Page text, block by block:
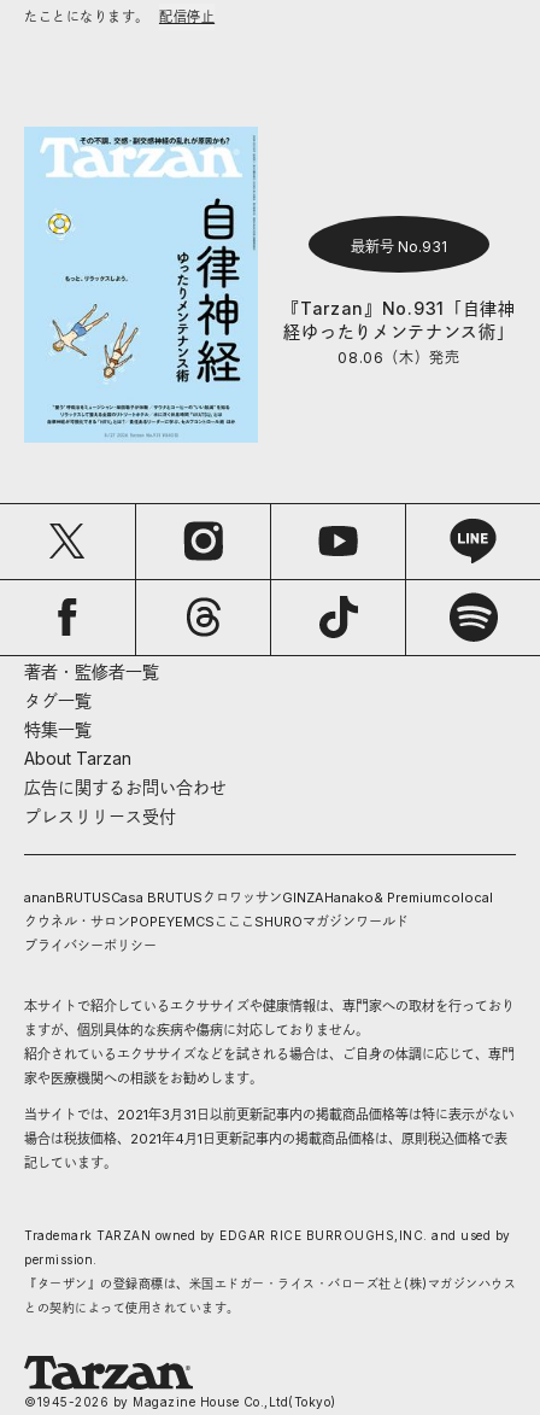
たことになります。
配信停止
最新号 No.931
『Tarzan』No.931「自律神
経ゆったりメンテナンス術」
08.06（木）発売
著者・監修者一覧
タグ一覧
特集一覧
About Tarzan
広告に関するお問い合わせ
プレスリリース受付
ananBRUTUSCasa BRUTUS クロワッサンGINZAHanako& Premiumcolocal
クウネル・サロンPOPEYEMCS こここ SHUROマガジンワールド
プライバシーポリシー
本サイトで紹介しているエクササイズや健康情報は、専門家への取材を行っており
ますが、個別具体的な疾病や傷病に対応しておりません。
紹介されているエクササイズなどを試される場合は、ご自身の体調に応じて、専門
家や医療機関への相談をお勧めします。
当サイトでは、2021年3月31日以前更新記事内の掲載商品価格等は特に表示がない
場合は税抜価格、2021年4月1日更新記事内の掲載商品価格は、原則税込価格で表
記しています。
Trademark TARZAN owned by EDGAR RICE BURROUGHS,INC. and used by
permission.
『ターザン』の登録商標は、米国エドガー・ライス・バローズ社と(株)マガジンハウス
との契約によって使用されています。
©1945-2026 by Magazine House Co.,Ltd(Tokyo)